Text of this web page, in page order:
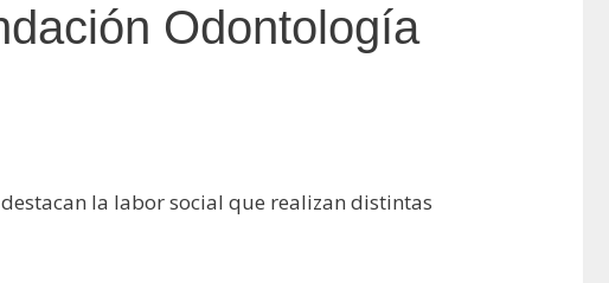
Odontología
la labor social que realizan distintas